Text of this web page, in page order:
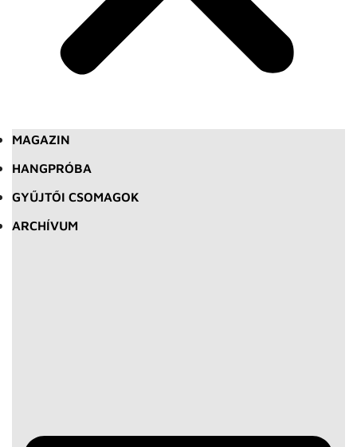
MAGAZIN
HANGPRÓBA
GYŰJTŐI CSOMAGOK
ARCHÍVUM